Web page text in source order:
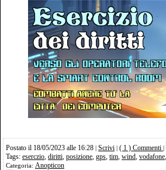
Postato il 18/05/2023 alle 16:28 Scrivi ( 1 ) Commenti
Tags: eserczio diritti posizione gps tim wind vodafone
Categoria: Anopticon